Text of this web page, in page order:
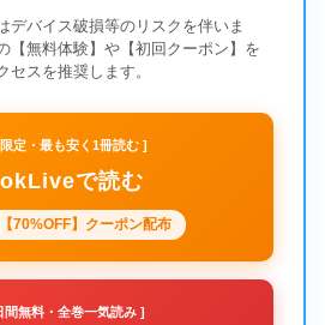
デバイス破損等のリスクを伴いま
【無料体験】や【初回クーポン】を
セスを推奨します。
定・最も安く1冊読む ]
で読む
70%OFF】クーポン配布
間無料・全巻一気読み ]